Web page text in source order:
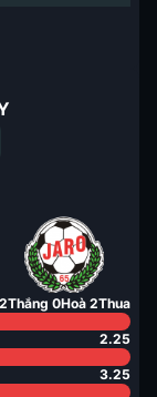
2Thắng 0Hoà 2Thua
2.25
3.25